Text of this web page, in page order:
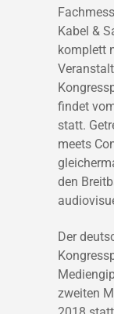
Kabel &
komplett
findet
statt.
meets
den
Der
zweiten